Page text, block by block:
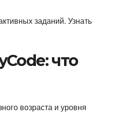
заданий. Узнать
что
возраста и уровня